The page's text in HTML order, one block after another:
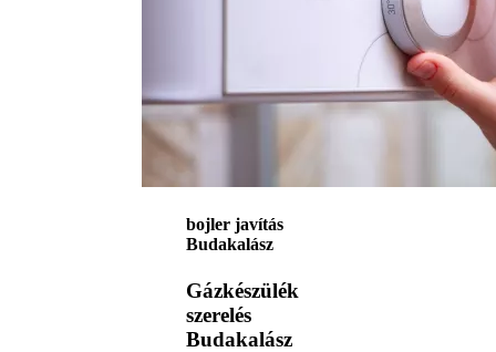
bojler javítás
Budakalász
Gázkészülék
szerelés
Budakalász